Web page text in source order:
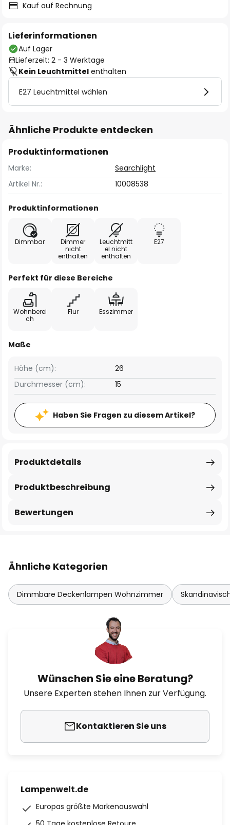
Kauf auf Rechnung
Lieferinformationen
Auf Lager
Lieferzeit: 2 - 3 Werktage
Kein Leuchtmittel enthalten
E27 Leuchtmittel wählen
Ähnliche Produkte entdecken
Produktinformationen
Marke:
Searchlight
Artikel Nr.:
10008538
Produktinformationen
Dimmbar
Dimmer
nicht
enthalten
Leuchtmitt
el nicht
enthalten
E27
Perfekt für diese Bereiche
Wohnberei
ch
Flur Esszimmer
Maße
Höhe (cm):
26
Durchmesser (cm):
15
Haben Sie Fragen zu diesem Artikel?
Produktbeschreibung
Produktdetails
Bewertungen
Ähnliche Kategorien
Dimmbare Deckenlampen Wohnzimmer
Wünschen Sie eine Beratung?
Unsere Experten stehen Ihnen zur Verfügung.
Kontaktieren Sie uns
Lampenwelt.de
Europas größte Markenauswahl